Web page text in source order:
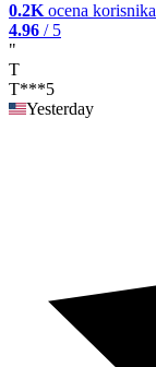
0.2K ocena korisnika
4.96 / 5
"
T
T***5
Yesterday